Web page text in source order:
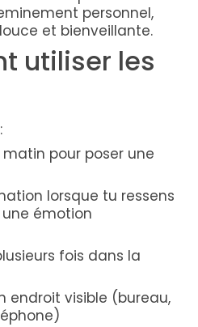
personnel,
et bienveillante.
utiliser les
pour poser une
lorsque tu ressens
émotion
fois dans la
endroit visible (bureau,